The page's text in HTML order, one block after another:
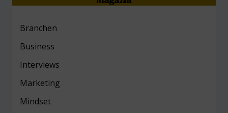
Branchen
Business
Interviews
Marketing
Mindset